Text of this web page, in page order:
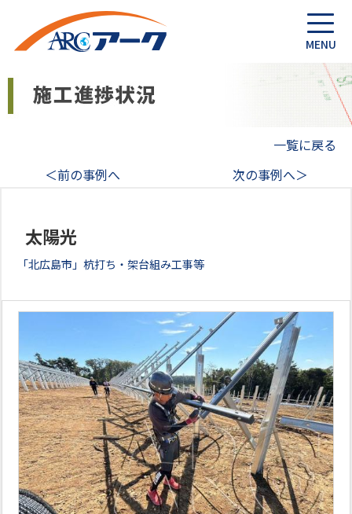
一覧に戻る
＜前の事例へ
次の事例へ＞
太陽光
「北広島市」杭打ち・架台組み工事等